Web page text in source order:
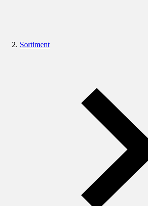
Sortiment